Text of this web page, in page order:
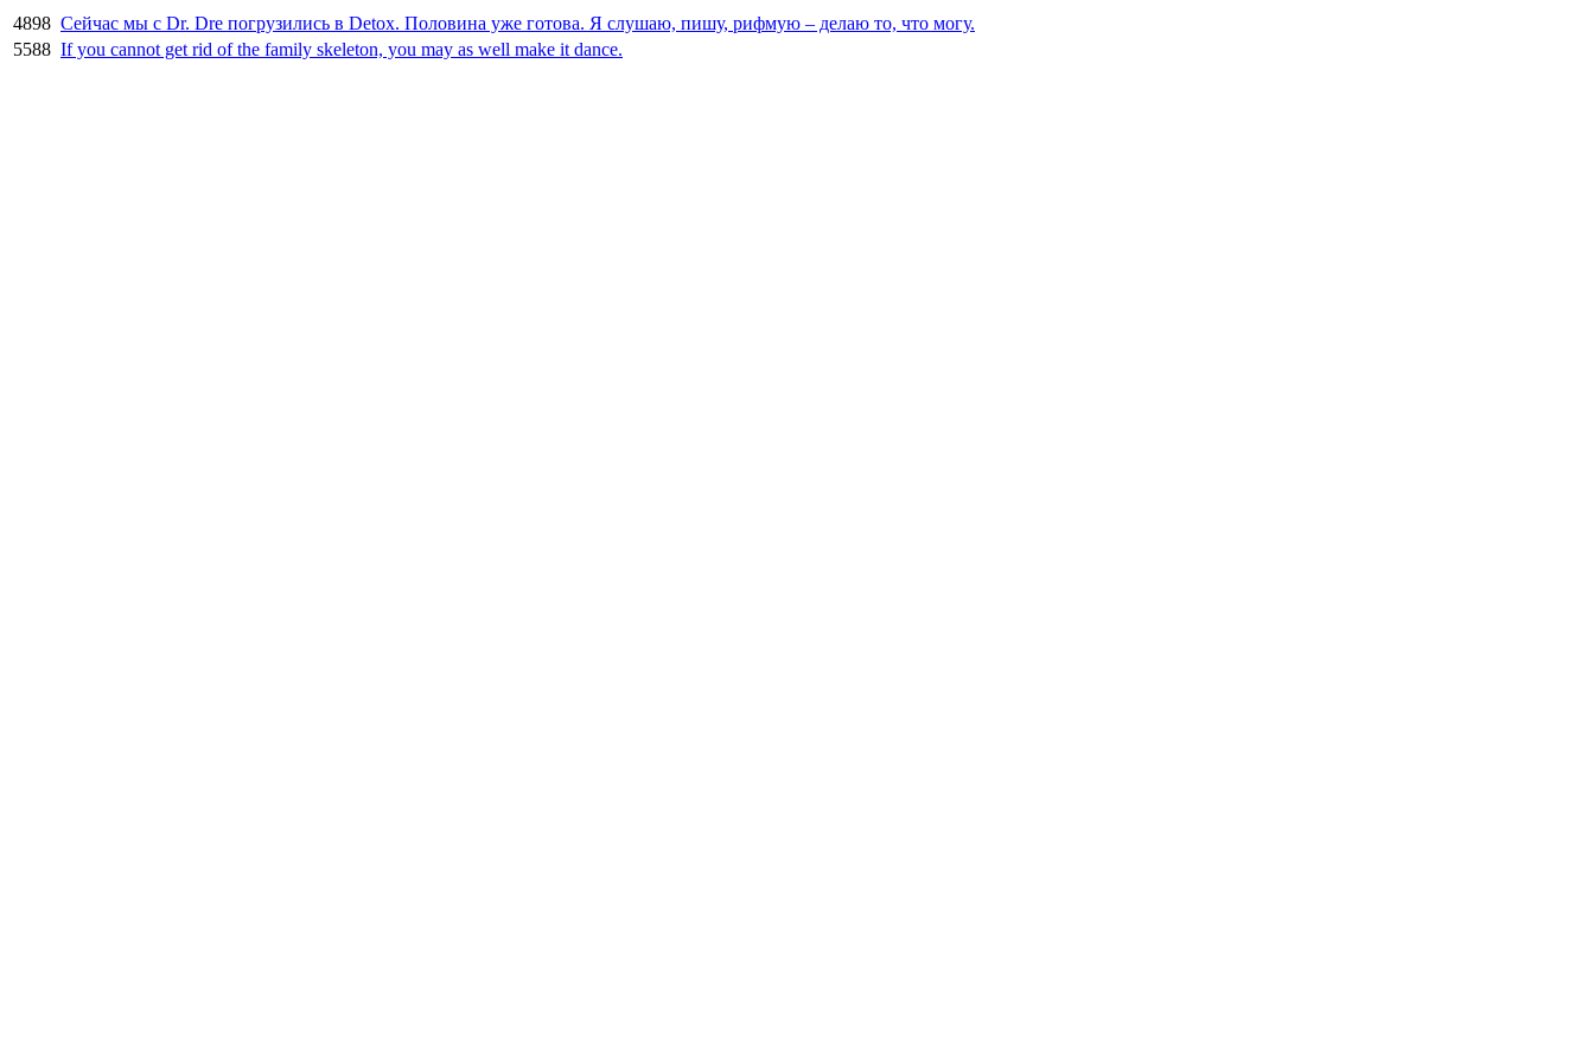
4898 Сейчас мы с Dr. Dre погрузились в Detox. Половина уже готова. Я слушаю, пишу, рифмую – делаю то, что могу.
5588 If you cannot get rid of the family skeleton, you may as well make it dance.